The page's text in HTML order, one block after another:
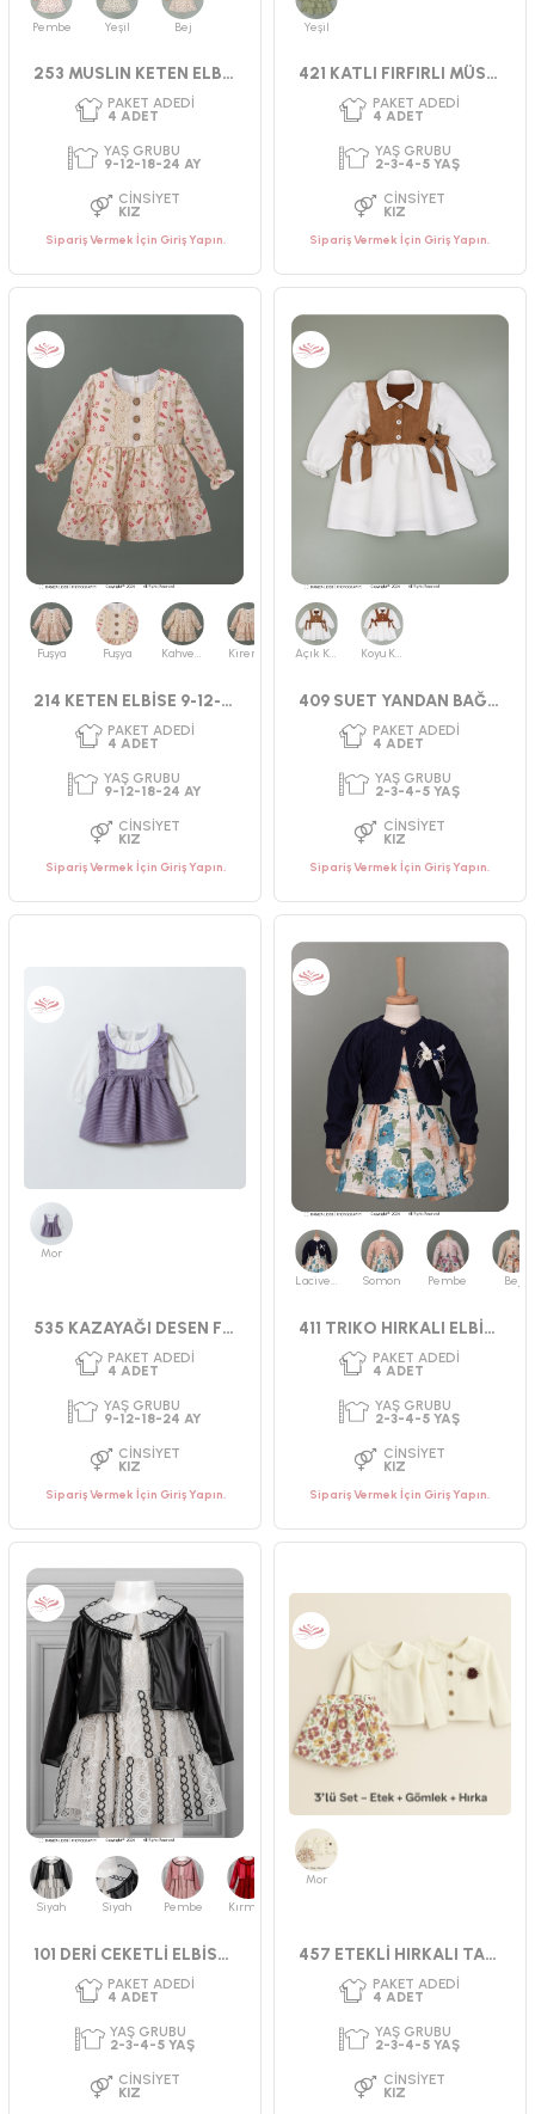
KIZ
Pembe Yeşil Bej
253 MUSLIN KETEN ELBİSE 9-24 AY
PAKET ADEDI
4ADET
YAŞ GRUBU
9-12-18-24 AY
CINSIYET
Sipariş Vermek İçin Giriş Yapın.
Yeşil
421 KATLI FIRFIRLI MÜSLİN ELBİSE
PAKET ADEDI
CINSIYET
Sipariş Vermek İçin Giriş Yapın.
Fuşya Fuşya Kahverengi Kiremit
214 KETEN ELBİSE 9-12-18-24 AY
9-12-18-24 AY
CINSIYET
KIZ
Sipariş Vermek İçin Giriş Yapın.
Açık Kahve Koyu Kahve
409 SUET YANDAN BAĞLAMALI ELBİSE 2-5
PAKET ADEDI
2-3-4-5 YAŞ
CINSIYET
KIZ
Sipariş Vermek İçin Giriş Yapın.
Mor
535 KAZAYAĞI DESEN FIRFIRLI ELBİSE
PAKET ADEDI
4ADET
YAŞ GRUBU
9-12-18-24 AY
CINSIYET
Sipariş Vermek İçin Giriş Yapın.
Lacivert Somon Pembe Bej
411 TRIKO HIRKALI ELBİSE 2-3-4-5
PAKET ADEDI
4
YAŞ GRUBU
2-3-4-5 YAŞ
Sipariş Vermek İçin Giriş Yapın.
Siyah Siyah Pembe Kırmızı
101 DERİ CEKETLİ ELBİSE 2-5 YAŞ
Mor
457 ETEKLİ HIRKALI TAKIM 2-5 YAŞ